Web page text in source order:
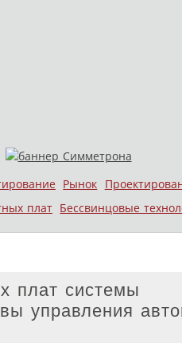
Рынок
плат Бессвинцовые
плат системы
управления